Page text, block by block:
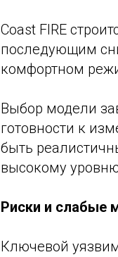
Coast FIRE
последующим
комфортном
Выбор модели
готовности к
быть
высокому
Риски и слабые
Ключевой